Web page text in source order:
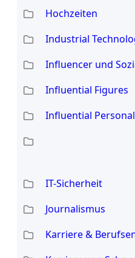
Hochzeiten
Industrial
Influencer und
Influential Figures
Influential
IT-Sicherheit
Journalismus
Karriere &